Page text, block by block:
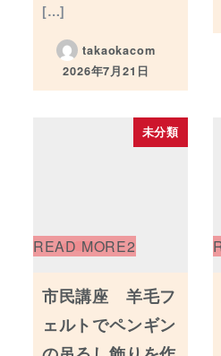
[…]
takaokacom
投稿日
2026年7月21日
未分類
市民講座 羊毛フ
ェルトでペンギン